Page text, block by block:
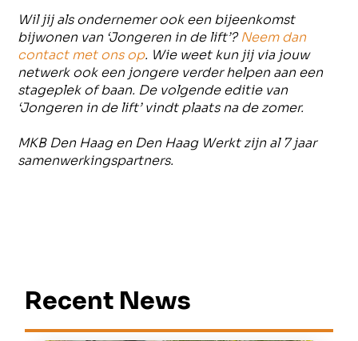
Wil jij als ondernemer ook een bijeenkomst
bijwonen van ‘Jongeren in de lift’?Neem dan
contact met ons op. Wie weet kun jij via jouw
netwerk ook een jongere verder helpen aan een
stageplek of baan. De volgende editie van
‘Jongeren in de lift’ vindt plaats na de zomer.
MKB Den Haag en Den Haag Werkt zijn al 7 jaar
samenwerkingspartners.
Recent News